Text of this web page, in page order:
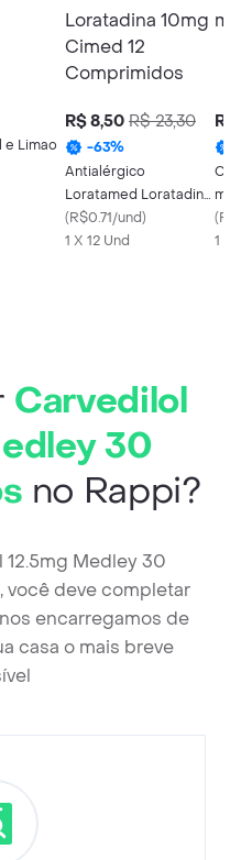
Limao
R$ 8,50 R$ 23,30
-63%
Antialérgico
Loratamed Loratadina
10mg Cimed 12
Comprimidos
(R$0.71/und)
1 X 12 Und
R$
mg
(
1 X
Carvedilol
30
no Rappi?
12.5mg Medley 30
você deve completar
encarregamos de
casa o mais breve